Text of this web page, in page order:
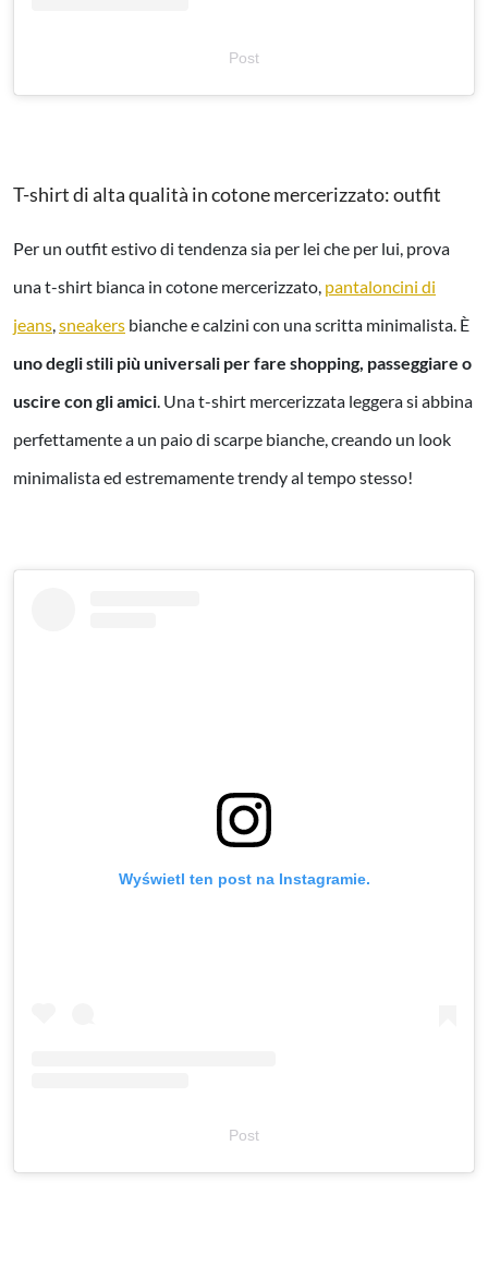
Post
T-shirt di alta qualità in cotone mercerizzato: outfit
Per un outfit estivo di tendenza sia per lei che per lui, prova
una t-shirt bianca in cotone mercerizzato, pantaloncini di
jeans,sneakers bianche e calzini con una scritta minimalista. È
uno degli stili più universali per fare shopping, passeggiare o
uscire con gli amici. Una t-shirt mercerizzata leggera si abbina
perfettamente a un paio di scarpe bianche, creando un look
minimalista ed estremamente trendy al tempo stesso!
Wyświetl ten post na Instagramie.
Post